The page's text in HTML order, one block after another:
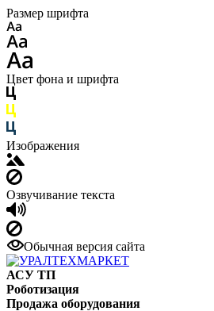
Размер шрифта
Цвет фона и шрифта
Изображения
Озвучивание текста
Обычная версия сайта
АСУ ТП
Роботизация
Продажа оборудования